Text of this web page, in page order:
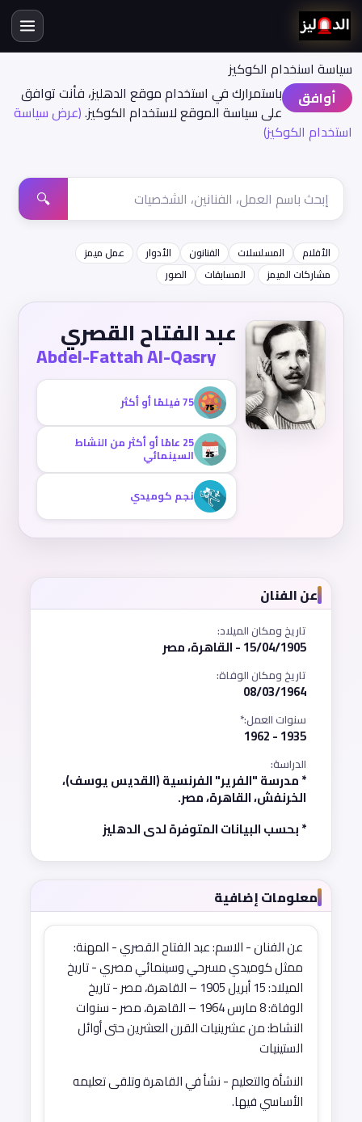
سياسة اسنخدام الكوكيز
أوافق
باستمرارك في استخدام موقع الدهليز، فأنت توافق
على سياسة الموقع لاستخدام الكوكيز.(عرض سياسة
استخدام الكوكيز)
🔍
الأفلام المسلسلات الفنانون الأدوار
عمل ميمز
مشاركات الميمز
المسابقات الصور
عبد الفتاح القصري
Abdel-Fattah Al-Qasry
75 فيلمًا أو أكثر
25 عامًا أو أكثر من النشاط
السينمائي
نجم كوميدي
عن الفنان
تاريخ ومكان الميلاد:
15/04/1905 - القاهرة، مصر
تاريخ ومكان الوفاة:
08/03/1964
سنوات العمل:*
1935 - 1962
الدراسة:
* مدرسة "الفرير" الفرنسية (القديس يوسف)،
الخرنفش، القاهرة، مصر.
* بحسب البيانات المتوفرة لدى الدهليز
معلومات إضافية
عن الفنان - الاسم: عبد الفتاح القصري - المهنة:
ممثل كوميدي مسرحي وسينمائي مصري - تاريخ
الميلاد: 15 أبريل 1905 – القاهرة، مصر - تاريخ
الوفاة: 8 مارس 1964 – القاهرة، مصر - سنوات
النشاط: من عشرينيات القرن العشرين حتى أوائل
الستينيات
النشأة والتعليم - نشأ في القاهرة وتلقى تعليمه
الأساسي فيها.